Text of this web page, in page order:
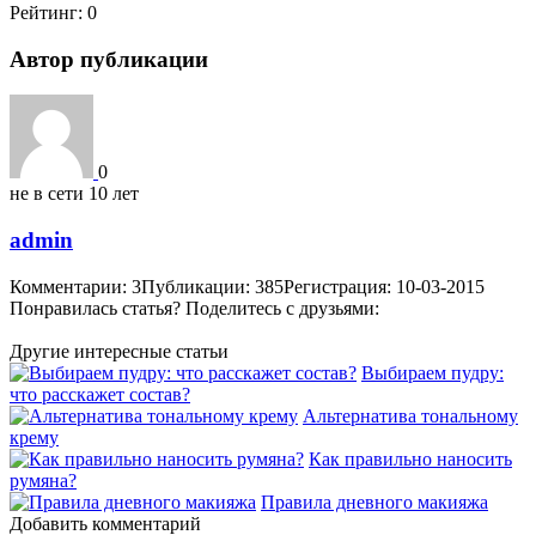
Рейтинг: 0
Автор публикации
0
не в сети 10 лет
admin
Комментарии: 3Публикации: 385Регистрация: 10-03-2015
Понравилась статья? Поделитесь с друзьями:
Другие интересные статьи
Выбираем пудру:
что расскажет состав?
Альтернатива тональному
крему
Как правильно наносить
румяна?
Правила дневного макияжа
Добавить комментарий